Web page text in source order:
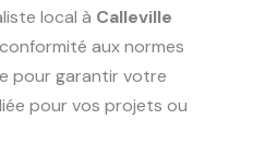
local à Calleville
aux normes
pour garantir votre
pour vos projets ou